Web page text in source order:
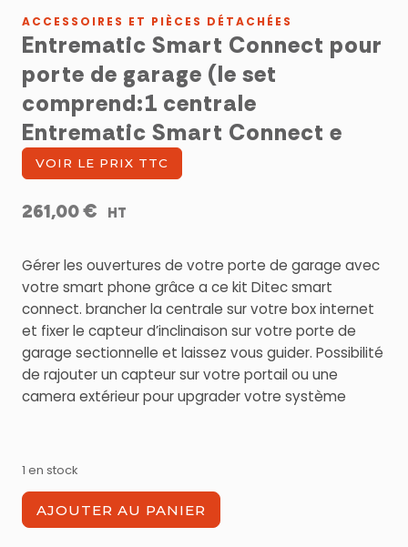
ACCESSOIRES ET PIÈCES DÉTACHÉES
Entrematic Smart Connect pour
porte de garage (le set
comprend:1 centrale
Entrematic Smart Connect e
VOIR LE PRIX TTC
261,00€ HT
Gérer les ouvertures de votre porte de garage avec
votre smart phone grâce a ce kit Ditec smart
connect. brancher la centrale sur votre box internet
et fixer le capteur d’inclinaison sur votre porte de
garage sectionnelle et laissez vous guider. Possibilité
de rajouter un capteur sur votre portail ou une
camera extérieur pour upgrader votre système
1 en stock
quantité
de
AJOUTER AU PANIER